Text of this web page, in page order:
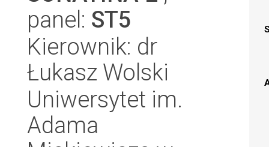
panel: ST5
Kierownik: dr
Łukasz Wolski
Uniwersytet im.
Adama